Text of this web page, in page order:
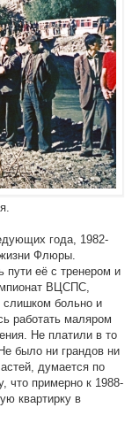
года, 1982-
Флюры.
пути её с тренером и
ВЦСПС,
слишком больно и
работать маляром
Не платили в то
было ни грандов ни
думается по
что примерно к 1988-
квартирку в